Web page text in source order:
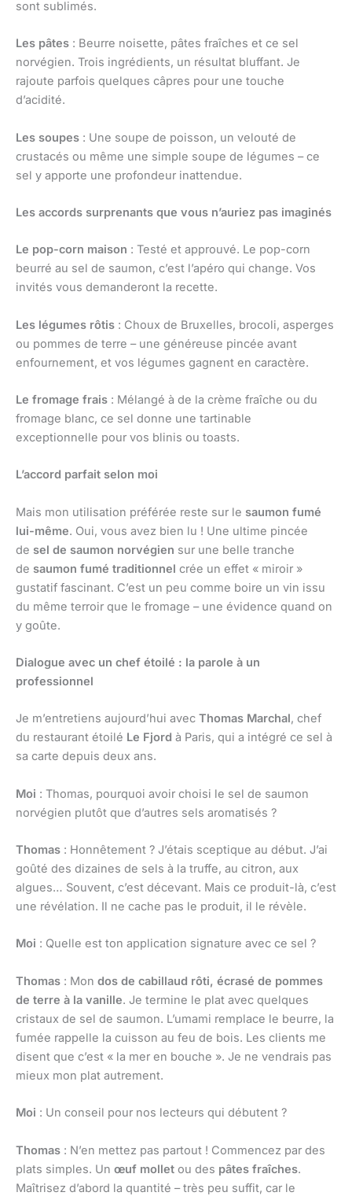
sont sublimés.
Les pâtes : Beurre noisette, pâtes fraîches et ce sel
norvégien. Trois ingrédients, un résultat bluffant. Je
rajoute parfois quelques câpres pour une touche
d’acidité.
Les soupes : Une soupe de poisson, un velouté de
crustacés ou même une simple soupe de légumes – ce
sel y apporte une profondeur inattendue.
Les accords surprenants que vous n’auriez pas imaginés
Le pop-corn maison : Testé et approuvé. Le pop-corn
beurré au sel de saumon, c’est l’apéro qui change. Vos
invités vous demanderont la recette.
Les légumes rôtis : Choux de Bruxelles, brocoli, asperges
ou pommes de terre – une généreuse pincée avant
enfournement, et vos légumes gagnent en caractère.
Le fromage frais : Mélangé à de la crème fraîche ou du
fromage blanc, ce sel donne une tartinable
exceptionnelle pour vos blinis ou toasts.
L’accord parfait selon moi
Mais mon utilisation préférée reste sur le saumon fumé
lui-même. Oui, vous avez bien lu ! Une ultime pincée
de sel de saumon norvégien sur une belle tranche
de saumon fumé traditionnel crée un effet « miroir »
gustatif fascinant. C’est un peu comme boire un vin issu
du même terroir que le fromage – une évidence quand on
y goûte.
Dialogue avec un chef étoilé : la parole à un
professionnel
Je m’entretiens aujourd’hui avec Thomas Marchal, chef
du restaurant étoilé Le Fjord à Paris, qui a intégré ce sel à
sa carte depuis deux ans.
Moi : Thomas, pourquoi avoir choisi le sel de saumon
norvégien plutôt que d’autres sels aromatisés ?
Thomas : Honnêtement ? J’étais sceptique au début. J’ai
goûté des dizaines de sels à la truffe, au citron, aux
algues… Souvent, c’est décevant. Mais ce produit-là, c’est
une révélation. Il ne cache pas le produit, il le révèle.
Moi : Quelle est ton application signature avec ce sel ?
Thomas : Mon dos de cabillaud rôti, écrasé de pommes
de terre à la vanille. Je termine le plat avec quelques
cristaux de sel de saumon. L’umami remplace le beurre, la
fumée rappelle la cuisson au feu de bois. Les clients me
disent que c’est « la mer en bouche ». Je ne vendrais pas
mieux mon plat autrement.
Moi : Un conseil pour nos lecteurs qui débutent ?
Thomas : N’en mettez pas partout ! Commencez par des
plats simples. Un œuf mollet ou des pâtes fraîches.
Maîtrisez d’abord la quantité – très peu suffit, car le